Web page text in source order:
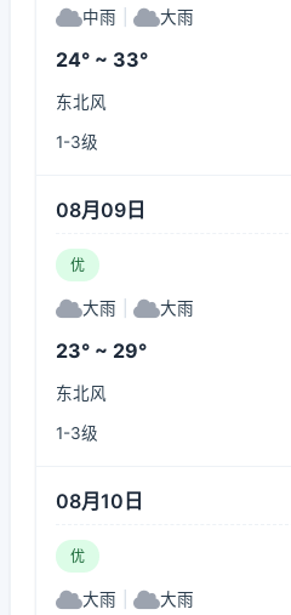
中雨 大雨
24° ~ 33°
东北风
1-3级
08月09日
优
大雨 大雨
23° ~ 29°
东北风
1-3级
08月10日
优
大雨 大雨